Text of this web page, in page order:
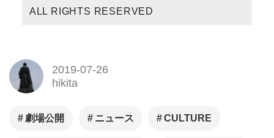
ALL RIGHTS RESERVED
2019-07-26
hikita
劇場公開 ニュース CULTURE